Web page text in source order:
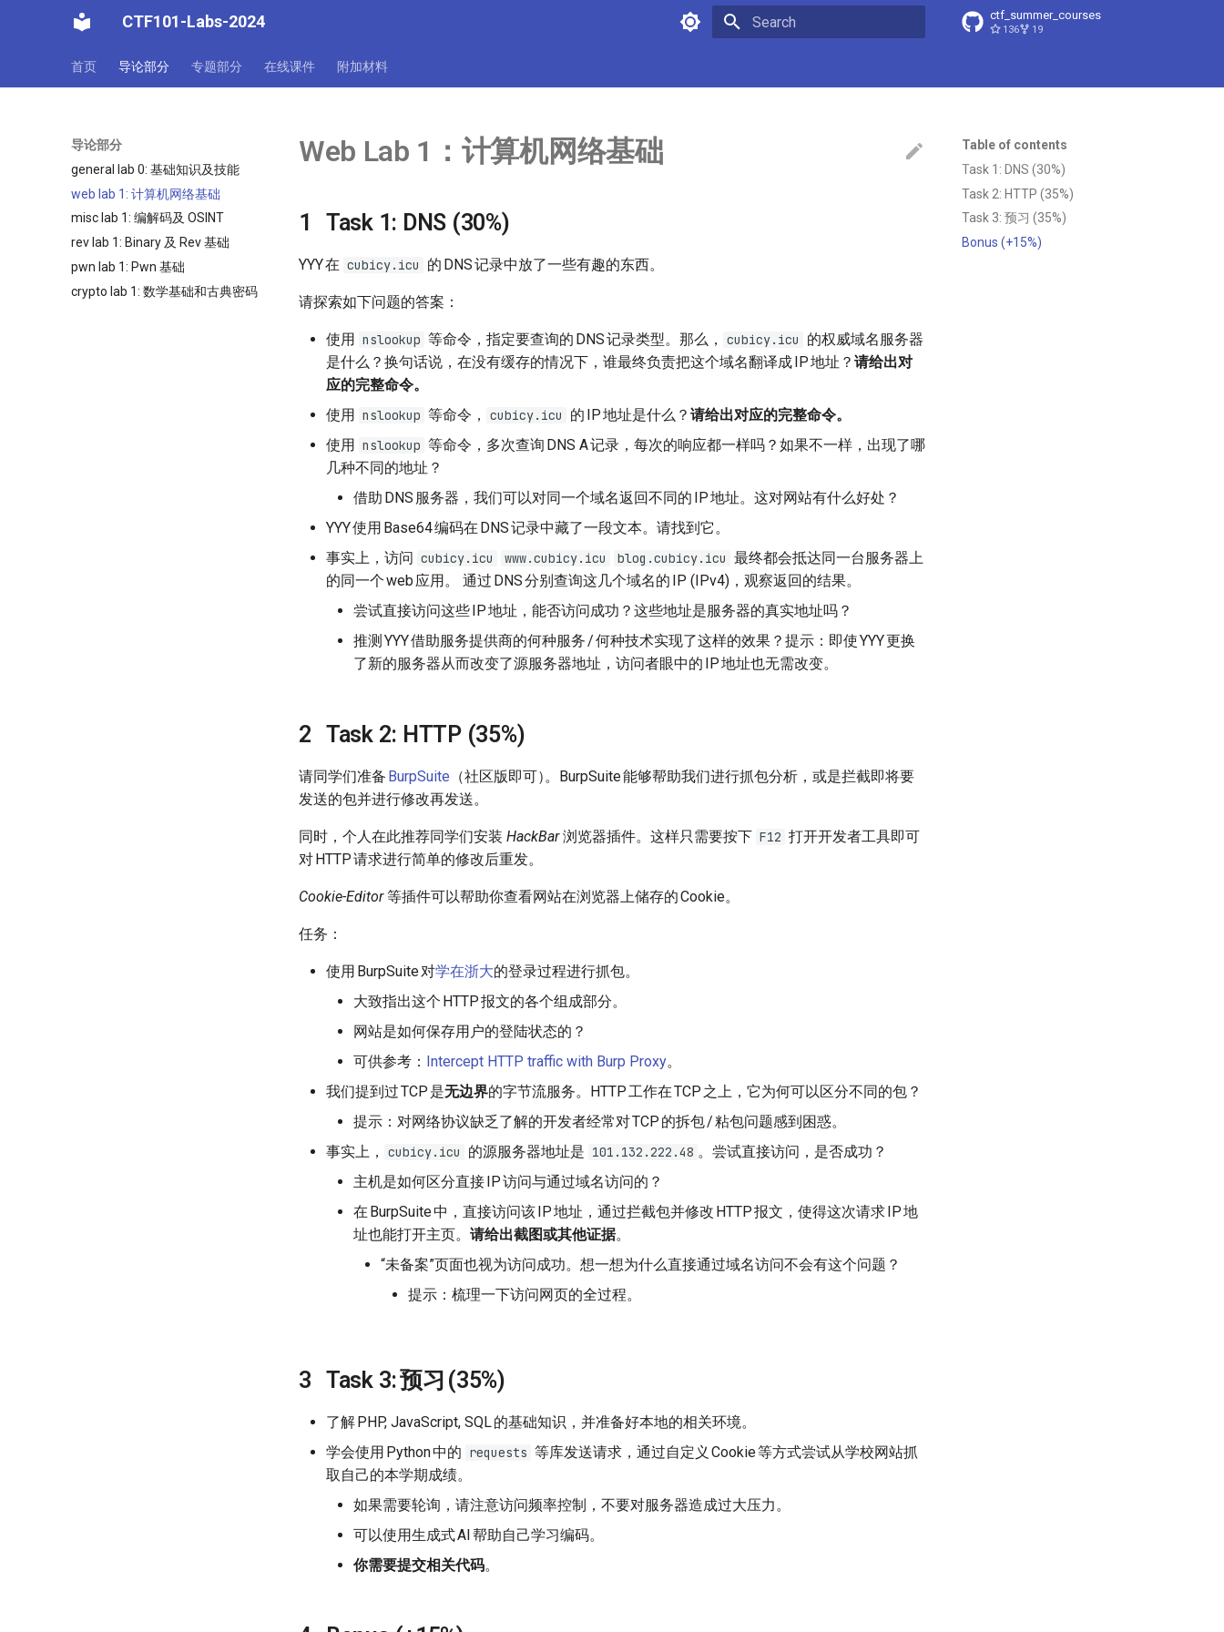
CTF101-Labs-2024 ctf_summer_courses
136 19
首页 导论部分 专题部分 在线课件 附加材料
导论部分
general lab 0: 基础知识及技能
web lab 1: 计算机网络基础
misc lab 1: 编解码及 OSINT
rev lab 1: Binary 及 Rev 基础
pwn lab 1: Pwn 基础
crypto lab 1: 数学基础和古典密码
Table of contents
Task 1: DNS (30%)
Task 2: HTTP (35%)
Task 3: 预习 (35%)
Bonus (+15%)
Web Lab 1：计算机网络基础
Task 1: DNS (30%)
YYY在 cubicy.icu 的 DNS记录中放了一些有趣的东西。
请探索如下问题的答案：
使用 nslookup 等命令，指定要查询的 DNS记录类型。那么， cubicy.icu
的权威域名服务器
是什么？换句话说，在没有缓存的情况下，谁最终负责把这个域名翻译成IP地址？ 请给出对
应的完整命令。
使用 nslookup 等命令， cubicy.icu 的 IP地址是什么？ 请给出对应的完整命令。
使用 nslookup 等命令，多次查询 DNS A记录，每次的响应都一样吗？如果不一样，出现了哪
几种不同的地址？
借助 DNS 服务器，我们可以对同一个域名返回不同的 IP地址。这对网站有什么好处？
YYY使用 Base64编码在 DNS记录中藏了一段文本。请找到它。
事实上，访问 cubicy.icu www.cubicy.icu blog.cubicy.icu 最终都会抵达同一台服务器上
的同一个web 应用。 通过 DNS分别查询这几个域名的 IP (IPv4) ，观察返回的结果。
尝试直接访问这些IP地址，能否访问成功？这些地址是服务器的真实地址吗？
推测 YYY借助服务提供商的何种服务/何种技术实现了这样的效果？提示：即使YYY更换
了新的服务器从而改变了源服务器地址，访问者眼中的 IP地址也无需改变。
Task 2: HTTP (35%)
请同学们准备 BurpSuite （社区版即可）。 BurpSuite能够帮助我们进行抓包分析，或是拦截即将要
发送的包并进行修改再发送。
同时，个人在此推荐同学们安装 HackBar浏览器插件。这样只需要按下 F12 打开开发者工具即可
对HTTP请求进行简单的修改后重发。
Cookie-Editor等插件可以帮助你查看网站在浏览器上储存的Cookie。
任务：
使用 BurpSuite对学在浙大的登录过程进行抓包。
大致指出这个 HTTP报文的各个组成部分。
网站是如何保存用户的登陆状态的？
可供参考： Intercept HTTP traffic with Burp Proxy。
我们提到过TCP 是无边界的字节流服务。 HTTP工作在TCP 之上，它为何可以区分不同的包？
提示：对网络协议缺乏了解的开发者经常对TCP 的拆包/粘包问题感到困惑。
事实上，
cubicy.icu 的源服务器地址是 101.132.222.48 。尝试直接访问，是否成功？
主机是如何区分直接IP访问与通过域名访问的？
在 BurpSuite中，直接访问该IP地址，通过拦截包并修改 HTTP报文，使得这次请求IP地
址也能打开主页。 请给出截图或其他证据。
“未备案”页面也视为访问成功。想一想为什么直接通过域名访问不会有这个问题？
提示：梳理一下访问网页的全过程。
Task 3:预习 (35%)
了解PHP, JavaScript, SQL的基础知识，并准备好本地的相关环境。
学会使用 Python中的 requests 等库发送请求，通过自定义 Cookie等方式尝试从学校网站抓
取自己的本学期成绩。
如果需要轮询，请注意访问频率控制，不要对服务器造成过大压力。
可以使用生成式AI帮助自己学习编码。
你需要提交相关代码。